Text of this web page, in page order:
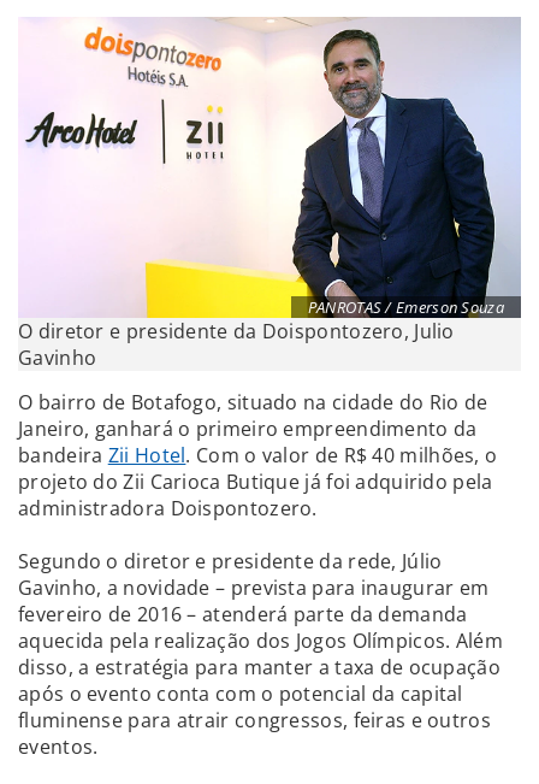
PANROTAS / Emerson Souza
O diretor e presidente da Doispontozero, Julio
Gavinho
O bairro de Botafogo, situado na cidade do Rio de
Janeiro, ganhará o primeiro empreendimento da
bandeira Zii Hotel. Com o valor de R$ 40 milhões, o
projeto do Zii Carioca Butique já foi adquirido pela
administradora Doispontozero.
Segundo o diretor e presidente da rede, Júlio
Gavinho, a novidade – prevista para inaugurar em
fevereiro de 2016 – atenderá parte da demanda
aquecida pela realização dos Jogos Olímpicos. Além
disso, a estratégia para manter a taxa de ocupação
após o evento conta com o potencial da capital
fluminense para atrair congressos, feiras e outros
eventos.